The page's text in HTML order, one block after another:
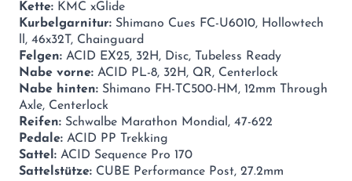
Kette: KMC xGlide
Kurbelgarnitur: Shimano Cues FC-U6010, Hollowtech
ll, 46x32T, Chainguard
Felgen: ACID EX25, 32H, Disc, Tubeless Ready
Nabe vorne: ACID PL-8, 32H, QR, Centerlock
Nabe hinten: Shimano FH-TC500-HM, 12mm Through
Axle, Centerlock
Reifen: Schwalbe Marathon Mondial, 47-622
Pedale: ACID PP Trekking
Sattel: ACID Sequence Pro 170
Sattelstütze: CUBE Performance Post, 27.2mm